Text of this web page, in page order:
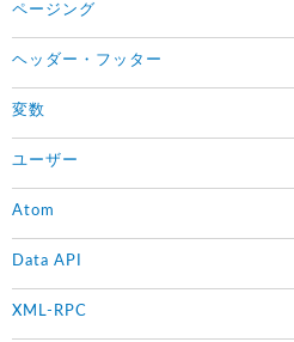
ページング
ヘッダー・フッター
変数
ユーザー
Atom
Data API
XML-RPC